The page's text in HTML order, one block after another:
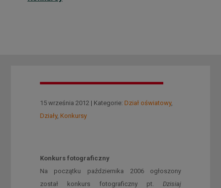
15 września 2012 | Kategorie: Dział oświatowy,
Działy, Konkursy
Konkurs fotograficzny
Na początku października 2006 ogłoszony
został konkurs fotograficzny pt.Dzisiaj